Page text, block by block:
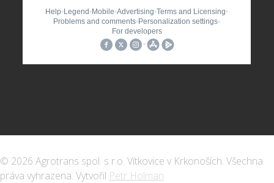
© 2026 Agrotrans spol. s r.o. Vítkovice v Krkonoších. Všechna
práva vyhrazena. Vytvořil Petr Holman